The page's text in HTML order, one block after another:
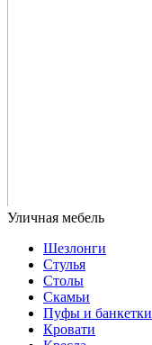
Шезлонги
Стулья
Столы
Скамьи
Пуфы и банкетки
Кровати